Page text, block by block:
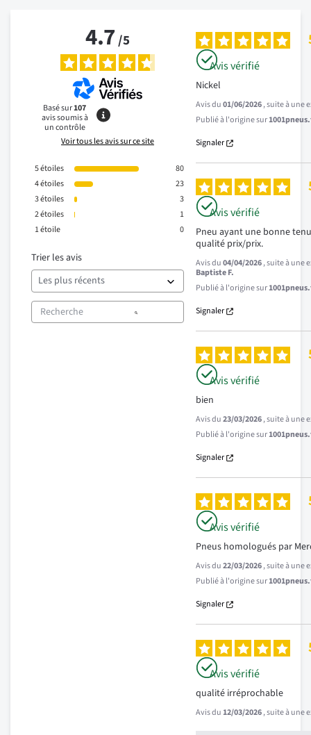
4.7/5
Basé sur107
avis soumis à
un contrôle
Voir tous les avis sur ce site
5étoiles
80
4étoiles
23
3étoiles
3
2étoiles
1
1étoile 0
Trier les avis
Avis vérifié
Nickel
Avis du01/06/2026, suite à une
Publié à l'origine sur
Signaler
Avis vérifié
Pneu ayant une bonne
qualité prix/prix.
Avis du04/04/2026, suite à une
Baptiste F.
Publié à l'origine sur
Signaler
Avis vérifié
bien
Avis du23/03/2026, suite à une
Publié à l'origine sur
Signaler
Avis vérifié
Pneus homologués par
Avis du22/03/2026, suite à une
Publié à l'origine sur
Signaler
Avis vérifié
qualité irréprochable
Avis du12/03/2026, suite à une